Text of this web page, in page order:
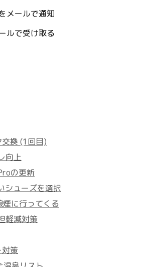
メールで通知
ルで受け取る
換 (1回目)
向上
の更新
シューズを選択
に行ってくる
軽減対策
策